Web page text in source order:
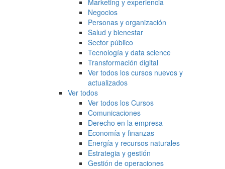
Marketing y experiencia
Negocios
Personas y organización
Salud y bienestar
Sector público
Tecnología y data science
Transformación digital
Ver todos los cursos nuevos y
actualizados
Ver todos
Ver todos los Cursos
Comunicaciones
Derecho en la empresa
Economía y finanzas
Energía y recursos naturales
Estrategia y gestión
Gestión de operaciones